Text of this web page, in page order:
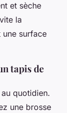
et sèche
la
surface
tapis de
quotidien.
une brosse